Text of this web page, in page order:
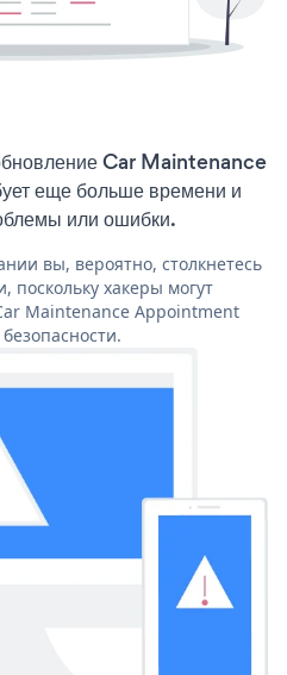
Car Maintenance
еще больше времени и
или ошибки.
вы, вероятно, столкнетесь
поскольку хакеры могут
Maintenance Appointment